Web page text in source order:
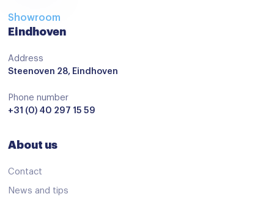
Lederen versnellingspook
Multi-functioneel stuurwiel
Regensensor
Stuurbekrachtiging
Voorstoelen verwarmd
Start/stop systeem
Achteruitrijcamera
Showroom
Eindhoven
Address
Steenoven 28, Eindhoven
Phone number
+31 (0) 40 297 15 59
About us
Contact
News and tips